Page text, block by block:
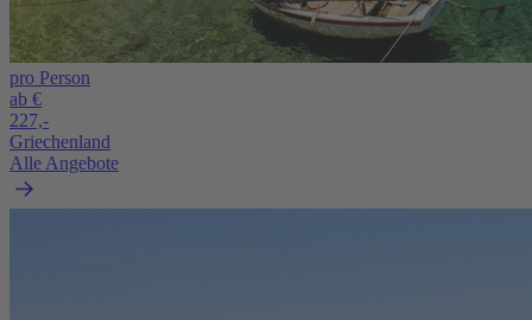
pro Person
ab €
227,-
Griechenland
Alle Angebote